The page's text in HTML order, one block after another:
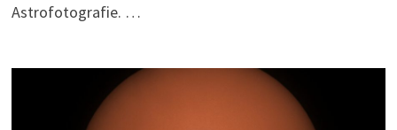
Astrofotografie. …